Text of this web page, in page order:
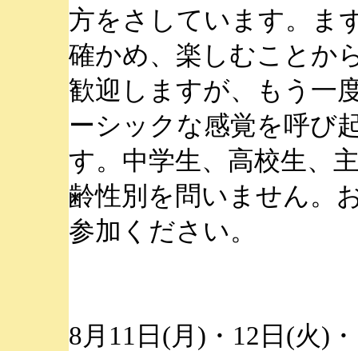
方をさしています。ま
確かめ、楽しむことか
歓迎しますが、もう一
ーシックな感覚を呼び
す。中学生、高校生、
齢性別を問いません。
参加ください。
8月11日(月)・12日(火)